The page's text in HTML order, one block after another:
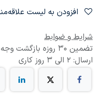
شرایط و ضوابط
تضمین 30 روزه بازگشت وجه
ارسال: 2 الی 3 روز کاری